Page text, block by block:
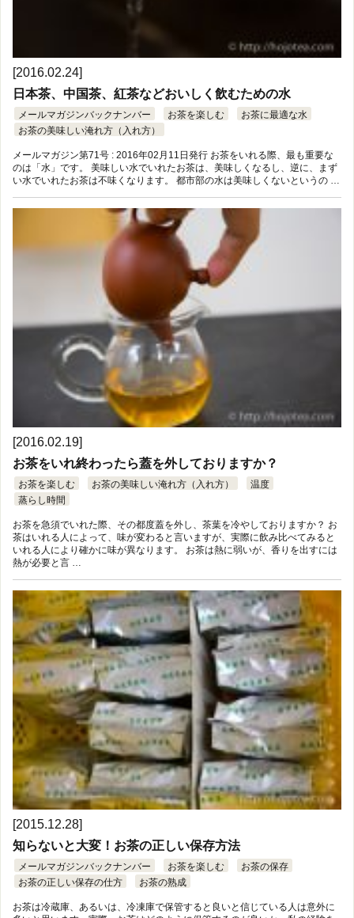
[2016.02.24]
日本茶、中国茶、紅茶などおいしく飲むための水
メールマガジンバックナンバー お茶を楽しむ
お茶に最適な水
お茶の美味しい淹れ方（入れ方）
メールマガジン第71号 : 2016年02月11日発行 お茶をいれる際、最も重要な
のは「水」です。 美味しい水でいれたお茶は、美味しくなるし、逆に、まず
い水でいれたお茶は不味くなります。 都市部の水は美味しくないというの …
[2016.02.19]
お茶をいれ終わったら蓋を外しておりますか？
お茶を楽しむ お茶の美味しい淹れ方（入れ方）
温度
蒸らし時間
お茶を急須でいれた際、その都度蓋を外し、茶葉を冷やしておりますか？ お
茶はいれる人によって、味が変わると言いますが、実際に飲み比べてみると
いれる人により確かに味が異なります。 お茶は熱に弱いが、香りを出すには
熱が必要と言 …
[2015.12.28]
知らないと大変！お茶の正しい保存方法
メールマガジンバックナンバー お茶を楽しむ
お茶の保存
お茶の正しい保存の仕方
お茶の熟成
お茶は冷蔵庫、あるいは、冷凍庫で保管すると良いと信じている人は意外に